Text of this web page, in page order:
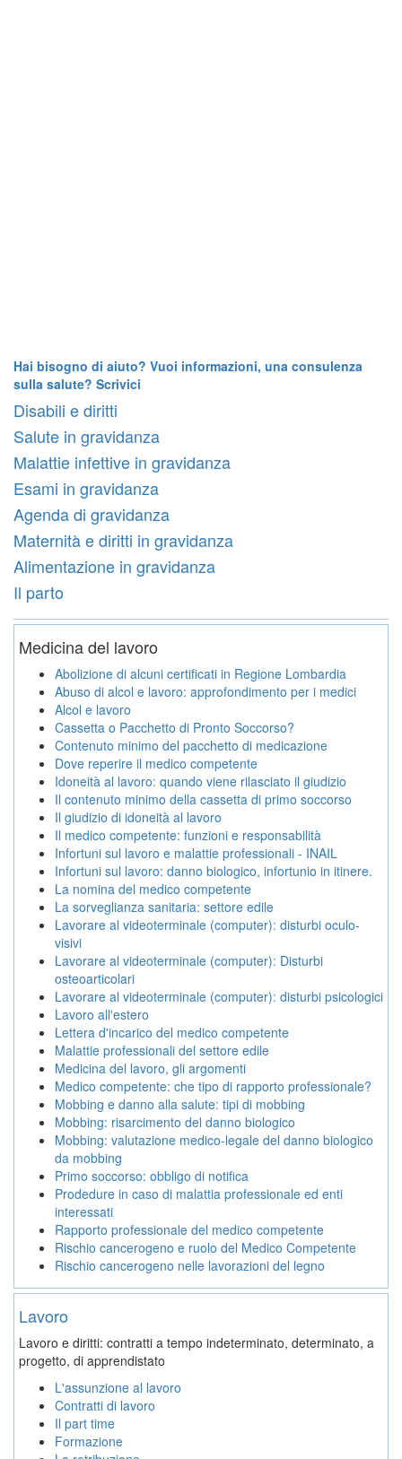
Hai bisogno di aiuto? Vuoi informazioni, una consulenza
sulla salute? Scrivici
Disabili e diritti
Salute in gravidanza
Malattie infettive in gravidanza
Esami in gravidanza
Agenda di gravidanza
Maternità e diritti in gravidanza
Alimentazione in gravidanza
Il parto
Medicina del lavoro
Abolizione di alcuni certificati in Regione Lombardia
Abuso di alcol e lavoro: approfondimento per i medici
Alcol e lavoro
Cassetta o Pacchetto di Pronto Soccorso?
Contenuto minimo del pacchetto di medicazione
Dove reperire il medico competente
Idoneità al lavoro: quando viene rilasciato il giudizio
Il contenuto minimo della cassetta di primo soccorso
Il giudizio di idoneità al lavoro
Il medico competente: funzioni e responsabilità
Infortuni sul lavoro e malattie professionali - INAIL
Infortuni sul lavoro: danno biologico, infortunio in itinere.
La nomina del medico competente
La sorveglianza sanitaria: settore edile
Lavorare al videoterminale (computer): disturbi oculo-
visivi
Lavorare al videoterminale (computer): Disturbi
osteoarticolari
Lavorare al videoterminale (computer): disturbi psicologici
Lavoro all'estero
Lettera d'incarico del medico competente
Malattie professionali del settore edile
Medicina del lavoro, gli argomenti
Medico competente: che tipo di rapporto professionale?
Mobbing e danno alla salute: tipi di mobbing
Mobbing: risarcimento del danno biologico
Mobbing: valutazione medico-legale del danno biologico
da mobbing
Primo soccorso: obbligo di notifica
Prodedure in caso di malattia professionale ed enti
interessati
Rapporto professionale del medico competente
Rischio cancerogeno e ruolo del Medico Competente
Rischio cancerogeno nelle lavorazioni del legno
Lavoro
Lavoro e diritti: contratti a tempo indeterminato, determinato, a
progetto, di apprendistato
L'assunzione al lavoro
Contratti di lavoro
Il part time
Formazione